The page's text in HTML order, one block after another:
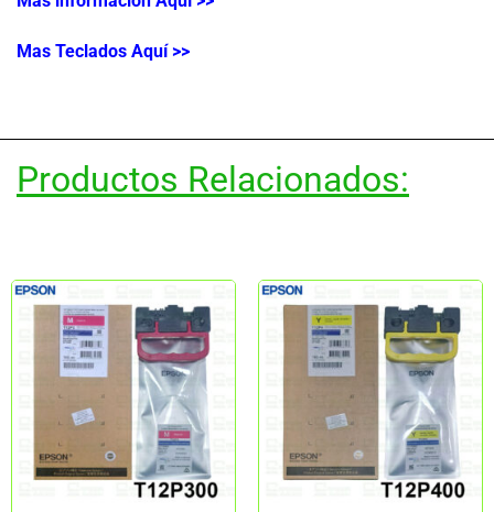
Mas Teclados Aquí>>
Productos Relacionados: